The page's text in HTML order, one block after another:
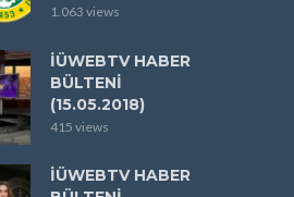
1.063 views
İÜWEBTV HABER
BÜLTENİ
(15.05.2018)
415 views
İÜWEBTV HABER